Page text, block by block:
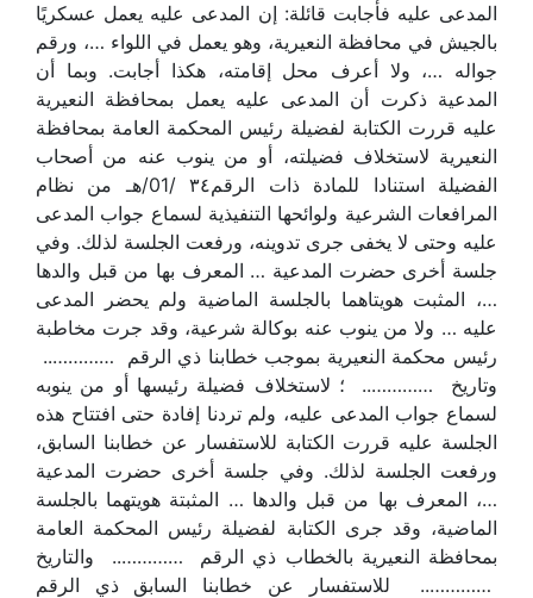
المدعى عليه فأجابت قائلة: إن المدعى عليه يعمل عسكريًا
بالجيش في محافظة النعيرية، وهو يعمل في اللواء …، ورقم
جواله …، ولا أعرف محل إقامته، هكذا أجابت. وبما أن
المدعية ذكرت أن المدعى عليه يعمل بمحافظة النعيرية
عليه قررت الكتابة لفضيلة رئيس المحكمة العامة بمحافظة
النعيرية لاستخلاف فضيلته، أو من ينوب عنه من أصحاب
الفضيلة استنادا للمادة ذات الرقم٣٤ /01/هـ من نظام
المرافعات الشرعية ولوائحها التنفيذية لسماع جواب المدعى
عليه وحتى لا يخفى جرى تدوينه، ورفعت الجلسة لذلك. وفي
جلسة أخرى حضرت المدعية … المعرف بها من قبل والدها
…، المثبت هويتاهما بالجلسة الماضية ولم يحضر المدعى
عليه … ولا من ينوب عنه بوكالة شرعية، وقد جرت مخاطبة
رئيس محكمة النعيرية بموجب خطابنا ذي الرقم …………..
وتاريخ ………….. ؛ لاستخلاف فضيلة رئيسها أو من ينوبه
لسماع جواب المدعى عليه، ولم تردنا إفادة حتى افتتاح هذه
الجلسة عليه قررت الكتابة للاستفسار عن خطابنا السابق،
ورفعت الجلسة لذلك. وفي جلسة أخرى حضرت المدعية
…، المعرف بها من قبل والدها … المثبتة هويتهما بالجلسة
الماضية، وقد جرى الكتابة لفضيلة رئيس المحكمة العامة
بمحافظة النعيرية بالخطاب ذي الرقم ………….. والتاريخ
………….. للاستفسار عن خطابنا السابق ذي الرقم